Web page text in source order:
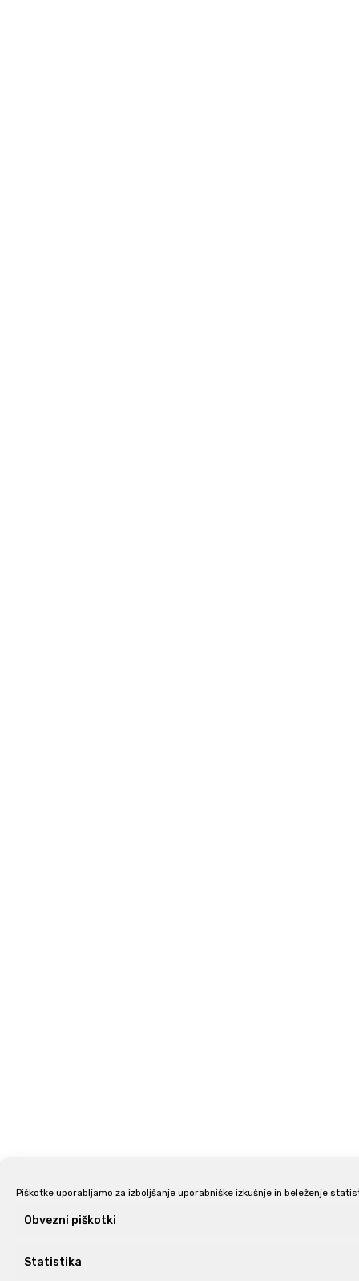
Piškotke uporabljamo za izboljšanje uporabniške izkušnje in beleženje
Obvezni piškotki
Statistika